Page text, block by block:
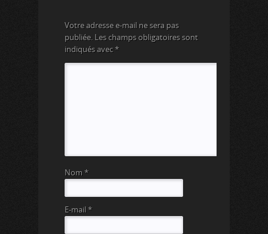
Votre adresse e-mail ne sera pas
publiée.
Les champs obligatoires sont
indiqués avec *
Nom *
E-mail *